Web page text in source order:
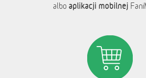
albo aplikacji mobilnej